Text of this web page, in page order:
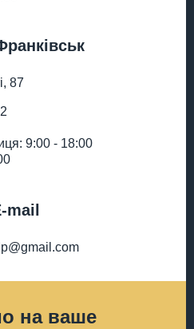
87
9:00 - 18:00
mail
на ваше